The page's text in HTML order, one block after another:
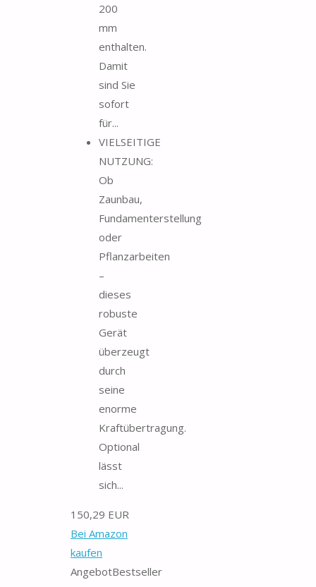
200
mm
enthalten.
Damit
sind Sie
sofort
für...
VIELSEITIGE
NUTZUNG:
Ob
Zaunbau,
Fundamenterstellung
oder
Pflanzarbeiten
–
dieses
robuste
Gerät
überzeugt
durch
seine
enorme
Kraftübertragung.
Optional
lässt
sich...
150,29 EUR
Bei Amazon
kaufen
AngebotBestseller